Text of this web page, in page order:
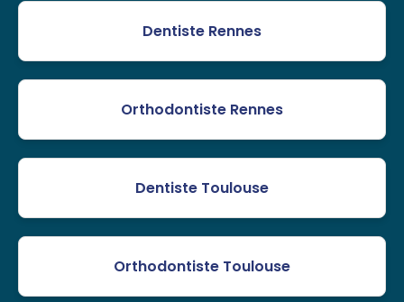
Dentiste Rennes
Orthodontiste Rennes
Dentiste Toulouse
Orthodontiste Toulouse